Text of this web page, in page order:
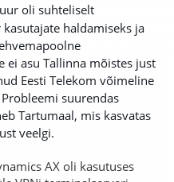
oli suhteliselt
haldamiseks ja
ei asu Tallinna mõistes just
Eesti Telekom võimeline
suurendas
Tartumaal, mis kasvatas
veelgi.
AX oli kasutuses